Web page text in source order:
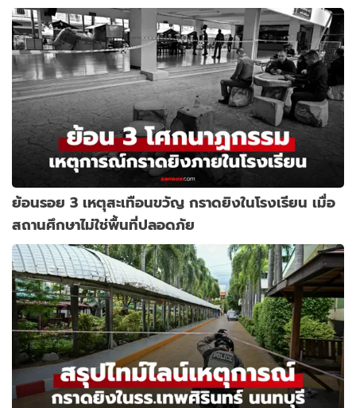
ย้อนรอย 3 เหตุสะเทือนขวัญ กราดยิงในโรงเรียน เมื่อ
สถานศึกษาไม่ใช่พื้นที่ปลอดภัย